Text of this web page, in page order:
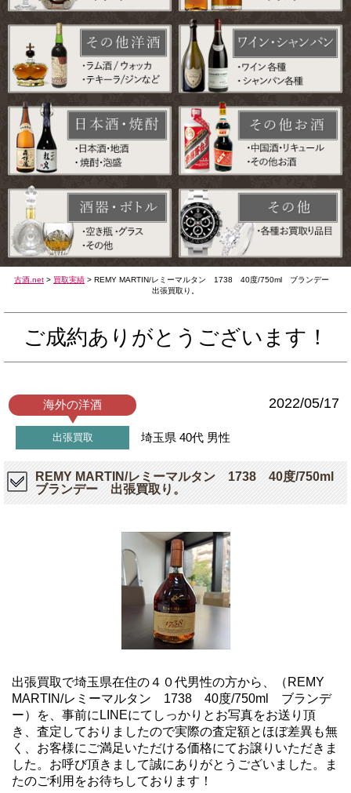
古酒.net > 買取実績 > REMY MARTIN/レミーマルタン 1738 40度/750ml ブランデー
出張買取り。
ご成約ありがとうございます！
海外の洋酒 2022/05/17
出張買取 埼玉県 40代 男性
REMY MARTIN/レミーマルタン 1738 40度/750ml
ブランデー 出張買取り。
出張買取で埼玉県在住の４０代男性の方から、（REMY
MARTIN/レミーマルタン 1738 40度/750ml ブランデ
ー）を、事前にLINEにてしっかりとお写真をお送り頂
き、査定しておりましたので実際の査定額とほぼ差異も無
く、お客様にご満足いただける価格にてお譲りいただきま
した。お呼び頂きまして誠にありがとうございました。ま
たのご利用をお待ちしております！